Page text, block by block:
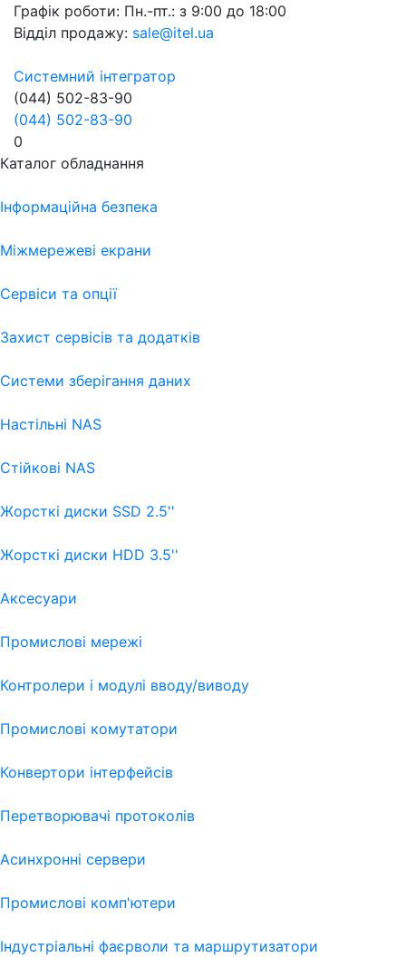
Графік роботи: Пн.-пт.: з 9:00 до 18:00
Відділ продажу: sale@itel.ua
Системний інтегратор
(044) 502-83-90
(044) 502-83-90
0
Каталог обладнання
Інформаційна безпека
Міжмережеві екрани
Сервіси та опції
Захист сервісів та додатків
Системи зберігання даних
Настільні NAS
Стійкові NAS
Жорсткі диски SSD 2.5''
Жорсткі диски HDD 3.5''
Аксесуари
Промислові мережі
Контролери і модулі вводу/виводу
Промислові комутатори
Конвертори інтерфейсів
Перетворювачі протоколів
Асинхронні сервери
Промислові комп'ютери
Індустріальні фаєрволи та маршрутизатори